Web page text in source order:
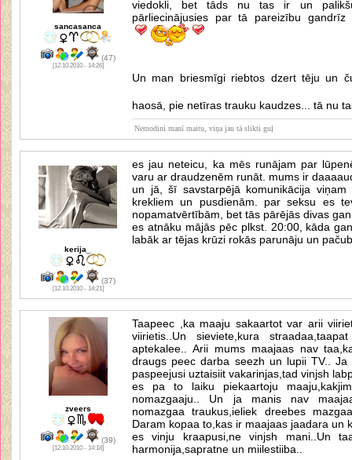
sancasanca
(47)
[12.10.2010 - 14:26]
viedokli, bet tāds nu tas ir un
pārliecinājusies par tā pareizību
Un man briesmīgi riebtos dzert tēju un
haosā, pie netīras trauku kaudzes... tā nu
Nemodini manī maitu, viņa jau tā slikti guļ
kerija_
(37)
[12.10.2010 - 14:21]
es jau neteicu, ka mēs runājam par
varu ar draudzenēm runāt. mums ir
un jā, šī savstarpējā komunikācija
krekliem un pusdienām. par seksu es
nopamatvērtībām, bet tās pārējās divas
es atnāku mājās pēc plkst. 20:00, kāda
labāk ar tējas krūzi rokās parunāju un
zveers
(39)
[12.10.2010 - 14:18]
Taapeec ,ka maaju sakaartot var arii
viirietis..Un sieviete,kura
aptekalee.. Arii mums maajaas nav
draugs peec darba seezh un lupii TV..
paspeejusi uztaisiit vakarinjas,tad vinjsh
es pa to laiku piekaartoju
nomazgaaju.. Un ja manis nav
nomazgaa traukus,ieliek dreebes
Daram kopaa to,kas ir maajaas jaadara un
es vinju kraapusi,ne vinjsh mani..Un
harmonija,sapratne un miilestiiba..